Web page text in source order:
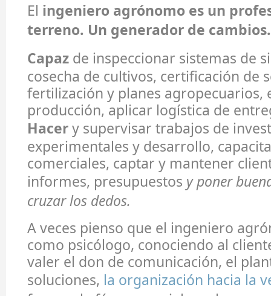
El ingeniero agrónomo es un
terreno. Un generador de cambios.
Capaz de inspeccionar sistemas de
cosecha de cultivos, certificación de
fertilización y planes agropecuarios,
producción, aplicar logística de
Hacery supervisar trabajos de
experimentales y desarrollo,
comerciales, captar y mantener
informes, presupuestos y poner
cruzar los dedos.
A veces pienso que el ingeniero
como psicólogo, conociendo al
valer el don de comunicación, el
soluciones, la organización hacia la